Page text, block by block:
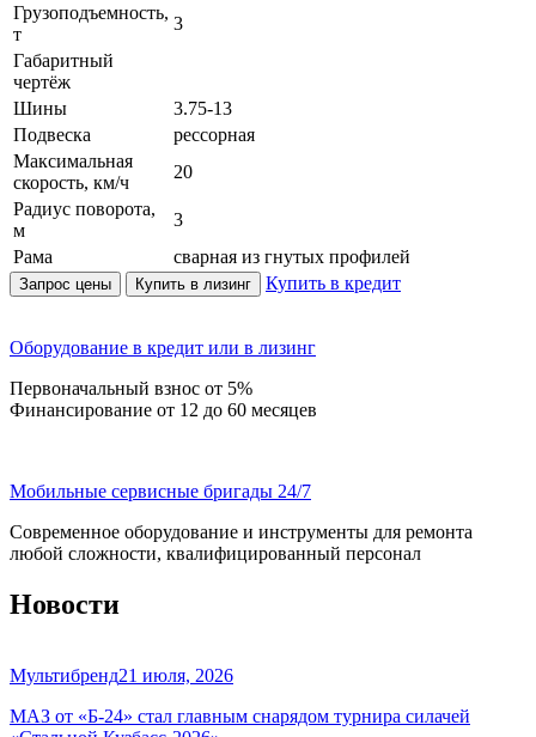
Грузоподъемность,
т
3
Габаритный
чертёж
Шины
3.75-13
Подвеска
рессорная
Максимальная
скорость, км/ч
20
Радиус поворота,
м
3
Рама
сварная из гнутых профилей
Запрос цены Купить в лизинг Купить в кредит
Оборудование в кредит или в лизинг
Первоначальный взнос от 5%
Финансирование от 12 до 60 месяцев
Мобильные сервисные бригады 24/7
Современное оборудование и инструменты для ремонта
любой сложности, квалифицированный персонал
Новости
Мультибренд21 июля, 2026
МАЗ от «Б-24» стал главным снарядом турнира силачей